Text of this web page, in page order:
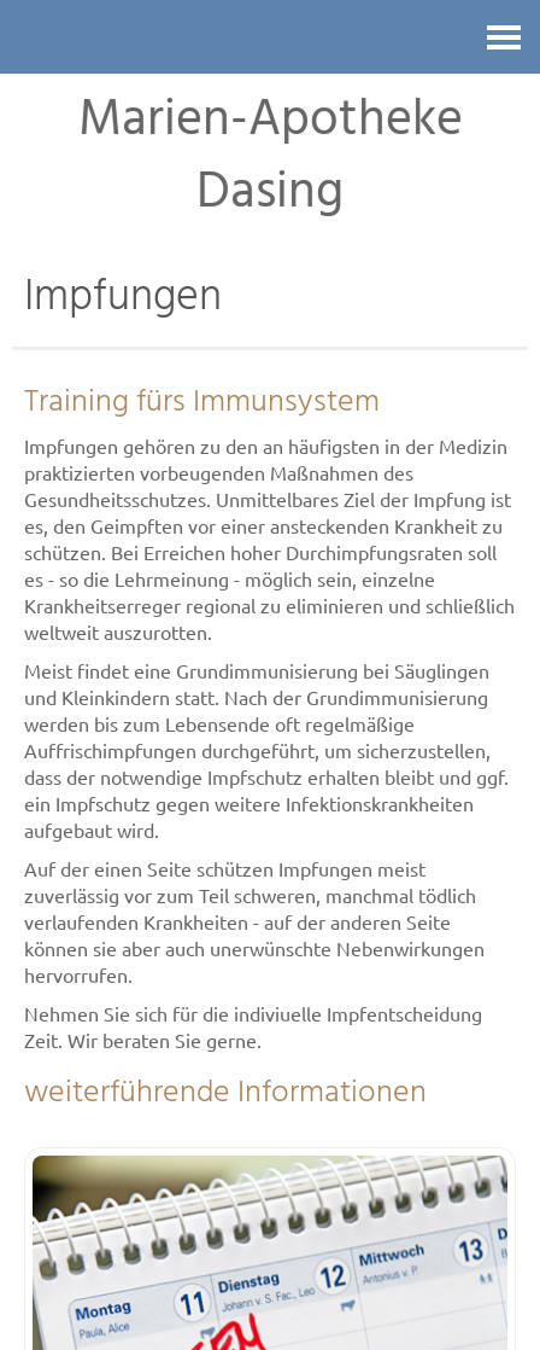
Marien-Apotheke
Dasing
Impfungen
Training fürs Immunsystem
Impfungen gehören zu den an häufigsten in der Medizin
praktizierten vorbeugenden Maßnahmen des
Gesundheitsschutzes. Unmittelbares Ziel der Impfung ist
es, den Geimpften vor einer ansteckenden Krankheit zu
schützen. Bei Erreichen hoher Durchimpfungsraten soll
es - so die Lehrmeinung - möglich sein, einzelne
Krankheitserreger regional zu eliminieren und schließlich
weltweit auszurotten.
Meist findet eine Grundimmunisierung bei Säuglingen
und Kleinkindern statt. Nach der Grundimmunisierung
werden bis zum Lebensende oft regelmäßige
Auffrischimpfungen durchgeführt, um sicherzustellen,
dass der notwendige Impfschutz erhalten bleibt und ggf.
ein Impfschutz gegen weitere Infektionskrankheiten
aufgebaut wird.
Auf der einen Seite schützen Impfungen meist
zuverlässig vor zum Teil schweren, manchmal tödlich
verlaufenden Krankheiten - auf der anderen Seite
können sie aber auch unerwünschte Nebenwirkungen
hervorrufen.
Nehmen Sie sich für die indiviuelle Impfentscheidung
Zeit. Wir beraten Sie gerne.
weiterführende Informationen